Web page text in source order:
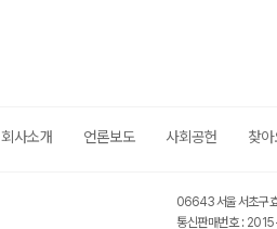
회사소개 언론보도 사회공헌 찾아
06643 서울 서초구
통신판매번호 :